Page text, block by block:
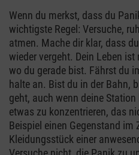
Wenn du merkst, dass du
wichtigste Regel: Versuche,
atmen. Mache dir klar, dass
wieder vergeht. Dein Leben
wo du gerade bist. Fährst du
halte an. Bist du in der Bahn,
geht, auch wenn deine
etwas zu konzentrieren, das
Beispiel einen Gegenstand im
Kleidungsstück einer